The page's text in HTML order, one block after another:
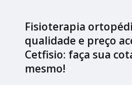
Fisioterapia
qualidade e preço
Cetfisio: faça sua
mesmo!